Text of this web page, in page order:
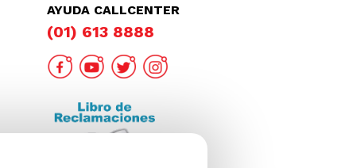
AYUDA CALLCENTER
(01) 613 8888